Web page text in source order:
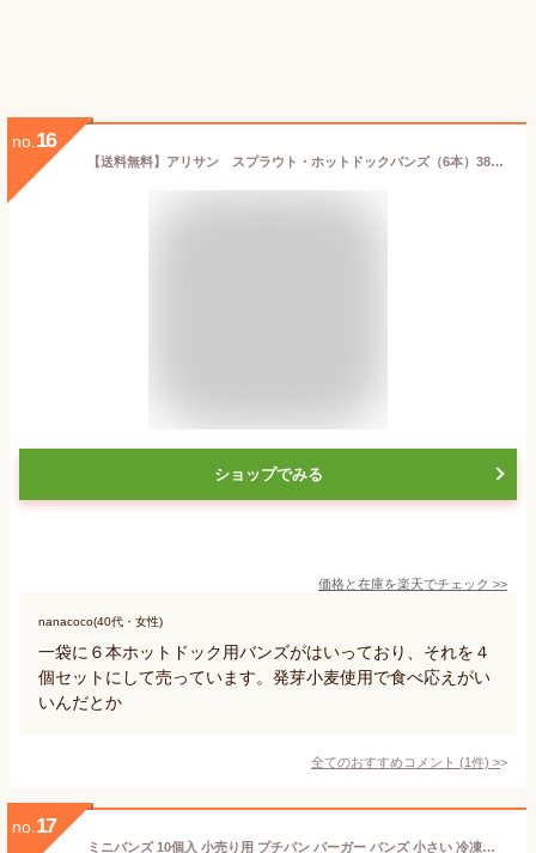
no. 16
【送料無料】アリサン スプラウト・ホットドックバンズ（6本）383g x4個セット【冷凍】
ショップでみる
価格と在庫を楽天でチェック >>
nanacoco(40代・女性)
一袋に６本ホットドック用バンズがはいっており、それを４
個セットにして売っています。発芽小麦使用で食べ応えがい
いんだとか
全てのおすすめコメント (1件) >
no. 17
ミニバンズ 10個入 小売り用 プチパン バーガー バンズ 小さい 冷凍パン